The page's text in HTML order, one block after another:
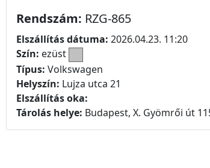
Rendszám: RZG-865
Elszállítás dátuma: 2026.04.23. 11:20
Szín: ezüst
Típus: Volkswagen
Helyszín: Lujza utca 21
Elszállítás oka:
Tárolás helye: Budapest, X. Gyömrői út